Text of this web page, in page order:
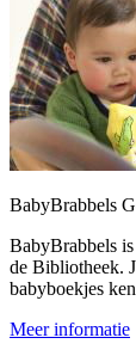
BabyBrabbels
BabyBrabbels
de Bibliotheek.
babyboekjes
Meer informatie